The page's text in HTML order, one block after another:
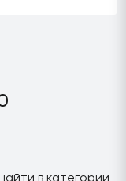
в категории